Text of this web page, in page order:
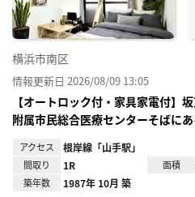
横浜市南区
情報更新日 2026/08/09 13:05
【オートロック付・家具家電付】
附属市民総合医療センターそばに
アクセス 根岸線「山手駅」
間取り 1R 面積
築年数 1987年 10月 築